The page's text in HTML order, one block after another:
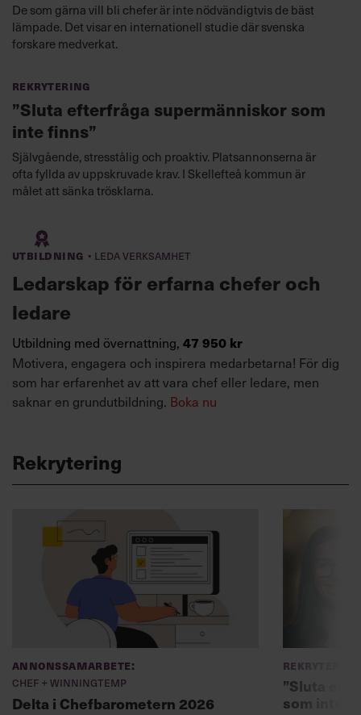
De som gärna vill bli chefer är inte nödvändigtvis de bäst
lämpade. Det visar en internationell studie där svenska
forskare medverkat.
Rekrytering
”Sluta efterfråga supermänniskor som
inte finns”
Självgående, stresstålig och proaktiv. Platsannonserna är
ofta fyllda av uppskruvade krav. I Skellefteå kommun är
målet att sänka trösklarna.
Utbildning · Leda verksamhet
Ledarskap för erfarna chefer och
ledare
Utbildning med övernattning, 47 950 kr
Motivera, engagera och inspirera medarbetarna! För dig
som har erfarenhet av att vara chef eller ledare, men
saknar en grundutbildning. Boka nu
Rekrytering
Annonssamarbete:
Chef + Winningtemp
Delta i Chefbarometern 2026
Rekrytering
”Sluta
som inte